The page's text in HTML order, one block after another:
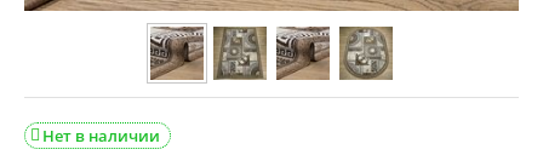
Нет в наличии
